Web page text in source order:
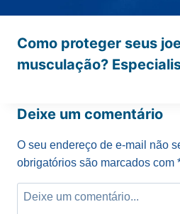
Como proteger seus
musculação?
Deixe um comentário
O seu endereço de e-mail não
obrigatórios são marcados com